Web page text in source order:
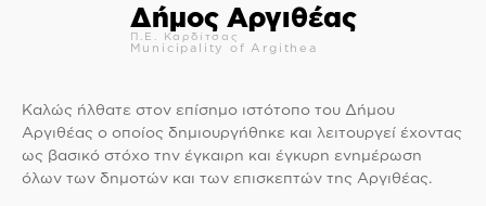
Δήμος Αργιθέας
Π.Ε. Καρδίτσας
Municipality of Argithea
Καλώς ήλθατε στον επίσημο ιστότοπο του Δήμου
Αργιθέας ο οποίος δημιουργήθηκε και λειτουργεί έχοντας
ως βασικό στόχο την έγκαιρη και έγκυρη ενημέρωση
όλων των δημοτών και των επισκεπτών της Αργιθέας.